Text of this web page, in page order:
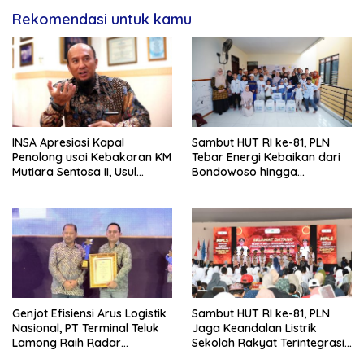
Rekomendasi untuk kamu
INSA Apresiasi Kapal
Penolong usai Kebakaran KM
Mutiara Sentosa II, Usul
Sambut HUT RI ke-81, PLN
Tebar Energi Kebaikan dari
Bondowoso hingga
Genjot Efisiensi Arus Logistik
Nasional, PT Terminal Teluk
Lamong Raih Radar
Sambut HUT RI ke-81, PLN
Jaga Keandalan Listrik
Sekolah Rakyat Terintegrasi 1